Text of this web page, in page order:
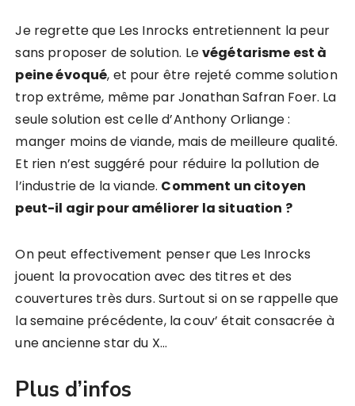
Je regrette que Les Inrocks entretiennent la peur
sans proposer de solution. Levégétarisme est à
peine évoqué, et pour être rejeté comme solution
trop extrême, même par Jonathan Safran Foer. La
seule solution est celle d’Anthony Orliange :
manger moins de viande, mais de meilleure qualité.
Et rien n’est suggéré pour réduire la pollution de
l’industrie de la viande. Comment un citoyen
peut-il agir pour améliorer la situation ?
On peut effectivement penser que Les Inrocks
jouent la provocation avec des titres et des
couvertures très durs. Surtout si on se rappelle que
la semaine précédente, la couv’ était consacrée à
une ancienne star du X…
Plus d’infos